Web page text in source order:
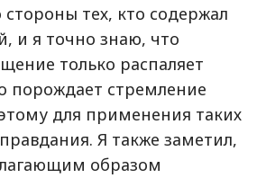
тех, кто содержал
и я точно знаю, что
только распаляет
порождает стремление
для применения таких
Я также заметил,
образом